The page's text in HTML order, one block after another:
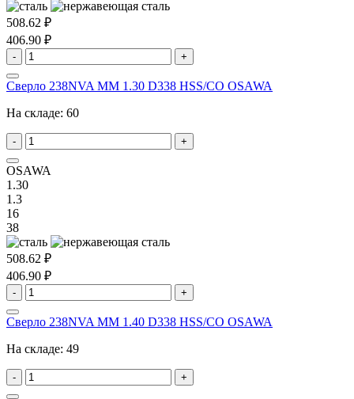
508.62 ₽
406.90 ₽
- +
Сверло 238NVA MM 1.30 D338 HSS/CO OSAWA
На складе: 60
- +
OSAWA
1.30
1.3
16
38
508.62 ₽
406.90 ₽
- +
Сверло 238NVA MM 1.40 D338 HSS/CO OSAWA
На складе: 49
- +